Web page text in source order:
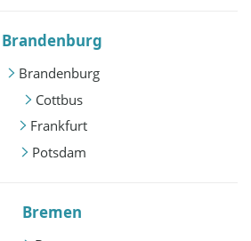
Brandenburg
Brandenburg
Cottbus
Frankfurt
Potsdam
Bremen